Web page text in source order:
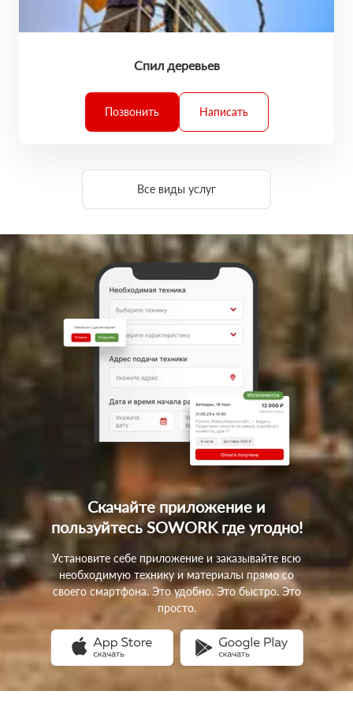
Спил деревьев
Позвонить Написать
Все виды услуг
Скачайте приложение и
пользуйтесь SOWORK где угодно!
Установите себе приложение и заказывайте всю
необходимую технику и материалы прямо со
своего смартфона. Это удобно. Это быстро. Это
просто.